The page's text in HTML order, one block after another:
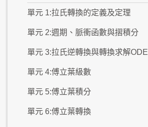
單元 1:拉氏轉換的定義及定理
單元 2:週期、脈衝函數與摺積分
單元 3:拉氏逆轉換與轉換求解ODE
單元 4:傅立葉級數
單元 5:傅立葉積分
單元 6:傅立葉轉換